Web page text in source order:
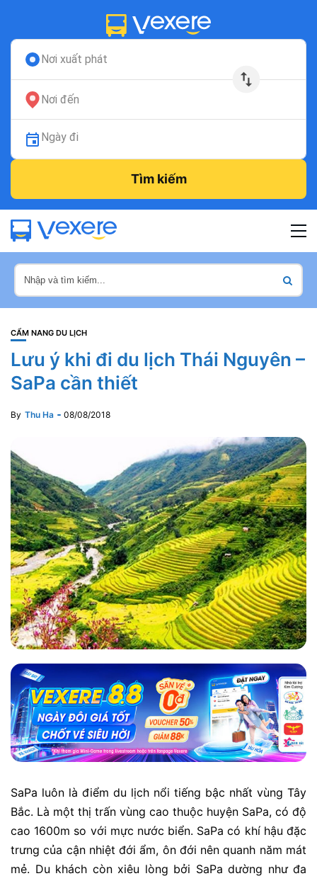
Nơi xuất phát
Nơi đến
Ngày đi
Tìm kiếm
CẨM NANG DU LỊCH
Lưu ý khi đi du lịch Thái Nguyên –
SaPa cần thiết
By Thu Ha 08/08/2018
SaPa luôn là điểm du lịch nổi tiếng bậc nhất vùng Tây
Bắc. Là một thị trấn vùng cao thuộc huyện SaPa, có độ
cao 1600m so với mực nước biển. SaPa có khí hậu đặc
trưng của cận nhiệt đới ẩm, ôn đới nên quanh năm mát
mẻ. Du khách còn xiêu lòng bởi SaPa dường như đa